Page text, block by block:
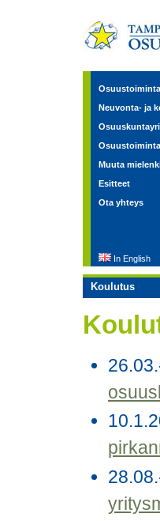
Neuvonta- ja
Osuustoiminta
Muuta
Esitteet
Ota yhteys
In English
Koulutus